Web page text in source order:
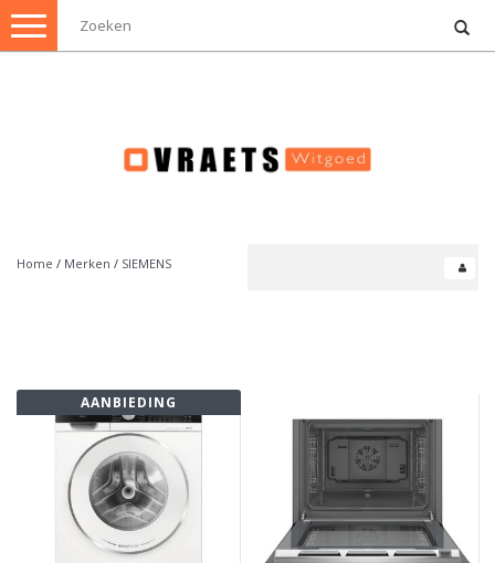
Toggle
navigation
Home / Merken / SIEMENS
AANBIEDING